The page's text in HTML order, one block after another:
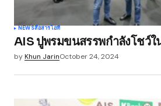
NEWSสื่อสารไอที
AIS ปูพรมขนสรรพกำลังโชว์ใ
byKhun JarinOctober 24, 2024